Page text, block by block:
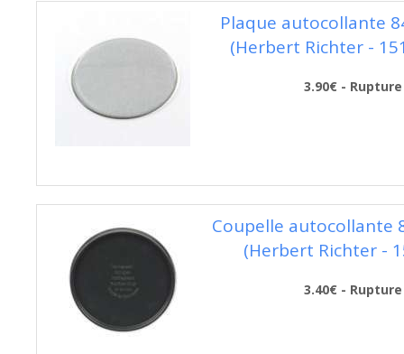
Plaque autocollante
(Herbert Richter -
3.90€ - Rupture
Coupelle autocollante
(Herbert Richter -
3.40€ - Rupture